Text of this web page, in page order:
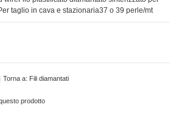
taglio in cava e stazionaria37 o 39 perle/mt
Torna a: Fili diamantati
prodotto